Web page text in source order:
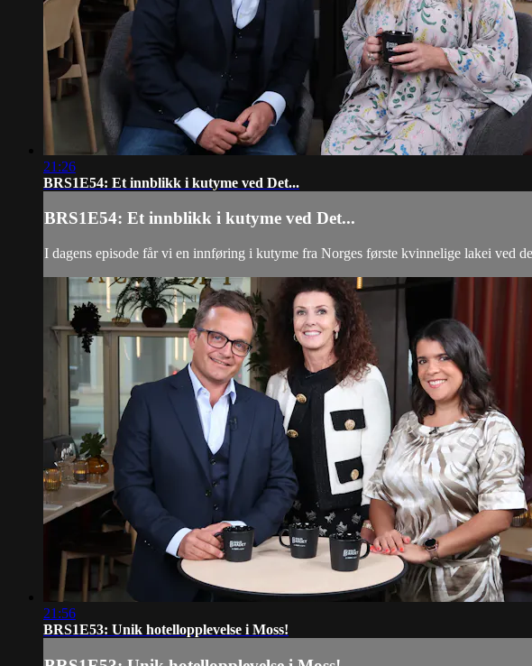
21:26
BRS1E54: Et innblikk i kutyme ved Det...
BRS1E54: Et innblikk i kutyme ved Det...
I dagens episode får vi en innføring i kutyme fra Norges første kvinnelige lakei ved
21:56
BRS1E53: Unik hotellopplevelse i Moss!